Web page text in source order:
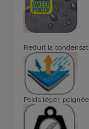
Réduit la
Poids léger,